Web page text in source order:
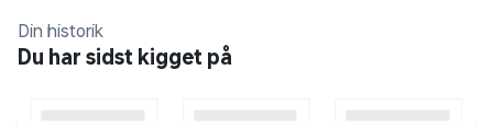
Din historik
Du har sidst kigget på